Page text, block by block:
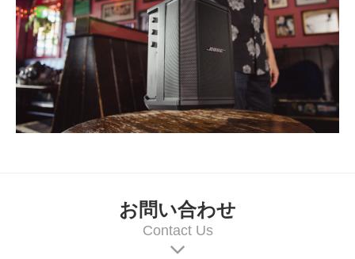
お問い合わせ
Contact Us